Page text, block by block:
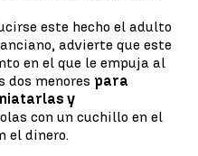
este hecho el adulto
advierte que este
en el que le empuja al
dos menores para
y
con un cuchillo en el
el dinero.